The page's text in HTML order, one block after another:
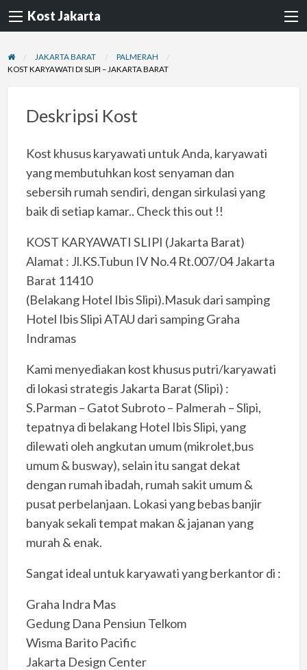
Kost Jakarta
JAKARTA BARAT
PALMERAH
KOST KARYAWATI DI SLIPI – JAKARTA BARAT
Deskripsi Kost
Kost khusus karyawati untuk Anda, karyawati
yang membutuhkan kost senyaman dan
sebersih rumah sendiri, dengan sirkulasi yang
baik di setiap kamar.. Check this out !!
KOST KARYAWATI SLIPI (Jakarta Barat)
Alamat : Jl.KS.Tubun IV No.4 Rt.007/04 Jakarta
Barat 11410
(Belakang Hotel Ibis Slipi).Masuk dari samping
Hotel Ibis Slipi ATAU dari samping Graha
Indramas
Kami menyediakan kost khusus putri/karyawati
di lokasi strategis Jakarta Barat (Slipi) :
S.Parman – Gatot Subroto – Palmerah – Slipi,
tepatnya di belakang Hotel Ibis Slipi, yang
dilewati oleh angkutan umum (mikrolet,bus
umum & busway), selain itu sangat dekat
dengan rumah ibadah, rumah sakit umum &
pusat perbelanjaan. Lokasi yang bebas banjir
banyak sekali tempat makan & jajanan yang
murah & enak.
Sangat ideal untuk karyawati yang berkantor di :
Graha Indra Mas
Gedung Dana Pensiun Telkom
Wisma Barito Pacific
Jakarta Design Center